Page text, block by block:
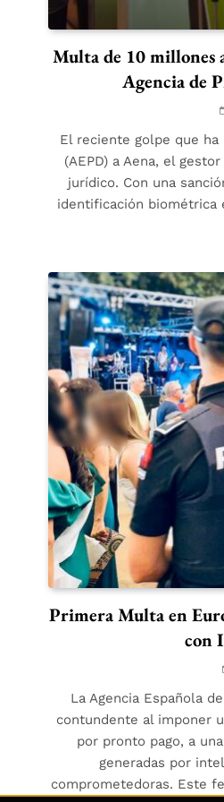
Multa de 10 millones
Agencia de
El reciente golpe que ha
(AEPD) a Aena, el
jurídico. Con una
identificación biométrica
Primera Multa en
con
La Agencia Española
contundente al imponer
por pronto pago, a
generadas por
comprometedoras. Este